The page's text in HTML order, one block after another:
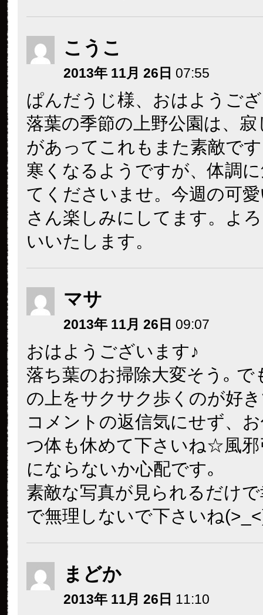
こうこ
2013年 11月 26日 07:55
ぱんだうじ様、おはようご
落葉の季節の上野公園は、
があってこれもまた素敵で
寒くなるようですが、体調
てくださいませ。今週の可
さん楽しみにしてます。よ
いいたします。
マサ
2013年 11月 26日 09:07
おはようございます♪
落ち葉のお掃除大変そう｡ で
の上をサクサク歩くのが好
コメントの返信気にせず、
つ体も休めて下さいね☆風
にならないか心配です｡
素敵な写真が見られるだけ
で無理しないで下さいね
まどか
2013年 11月 26日 11:10